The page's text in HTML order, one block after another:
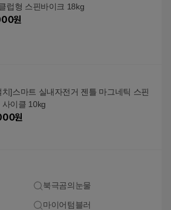
럽형 스핀바이크 18kg
원
치]스마트 실내자전거 젠틀 마그네틱 스핀
사이클 10kg
원
북극곰의눈물
마이어텀블러